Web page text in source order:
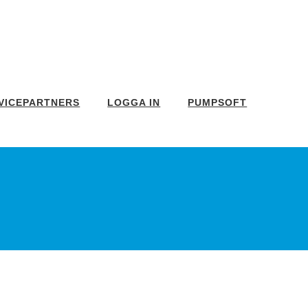
LOGGA IN PUMPSOFT